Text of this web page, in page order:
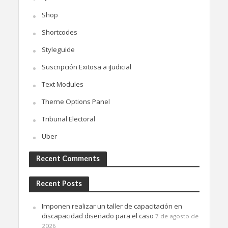
Shop
Shortcodes
Styleguide
Suscripción Exitosa a iJudicial
Text Modules
Theme Options Panel
Tribunal Electoral
Uber
Recent Comments
Recent Posts
Imponen realizar un taller de capacitación en
discapacidad diseñado para el caso 7 de agosto de
2026